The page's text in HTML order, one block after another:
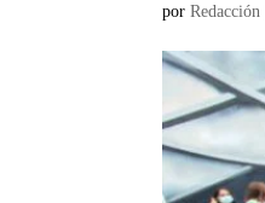
porRedacción